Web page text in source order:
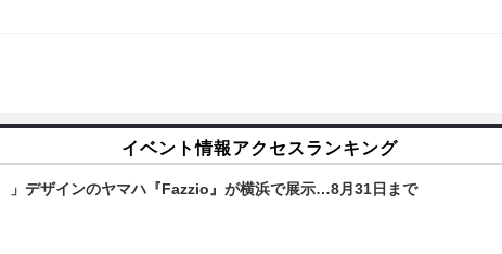
イベント情報アクセスランキング
」デザインのヤマハ『Fazzio』が横浜で展示…8月31日まで